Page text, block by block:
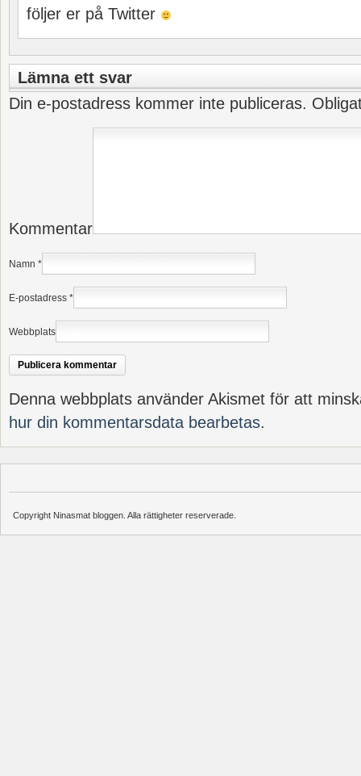
följer er på Twitter
Lämna ett svar
Din e-postadress kommer inte publiceras.
Kommentar
Namn *
E-postadress *
Webbplats
Denna webbplats använder Akismet för att
hur din kommentarsdata bearbetas.
Copyright Ninasmat bloggen. Alla rättigheter reserverade.